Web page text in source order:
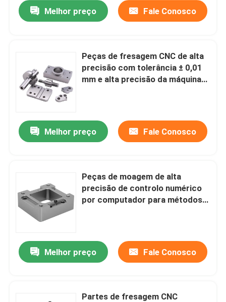
Melhor preço Fale Conosco
Peças de fresagem CNC de alta
precisão com tolerância ± 0,01
mm e alta precisão da máquina
Melhor preço Fale Conosco
Peças de moagem de alta
precisão de controlo numérico
por computador para métodos
Melhor preço Fale Conosco
Partes de fresagem CNC